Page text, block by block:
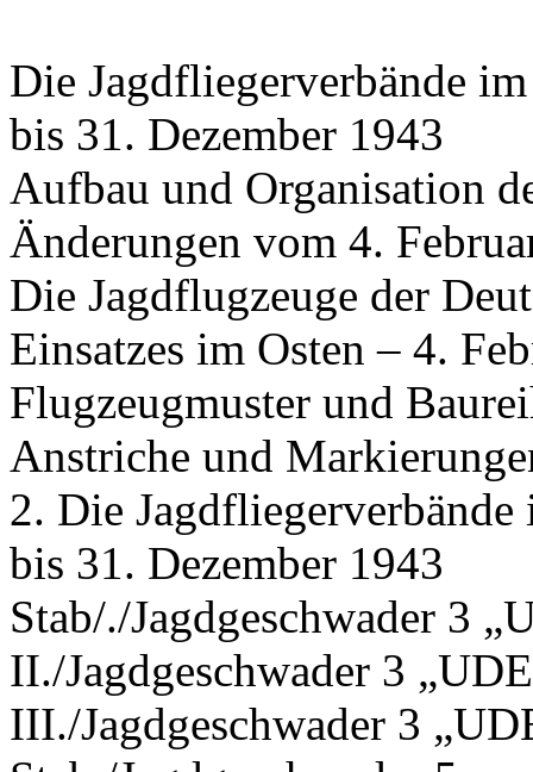
Die Jagdfliegerverbände
bis 31. Dezember 1943
Aufbau und Organisation
Änderungen vom 4.
Die Jagdflugzeuge der
Einsatzes im Osten – 4.
Flugzeugmuster und
Anstriche und
2. Die
bis 31. Dezember 1943
Stab/./Jagdgeschwader 3
II./Jagdgeschwader 3
III./Jagdgeschwader 3